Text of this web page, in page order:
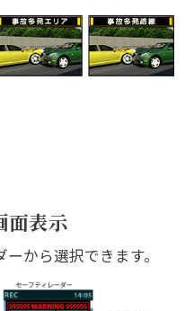
面表示
から選択できます。